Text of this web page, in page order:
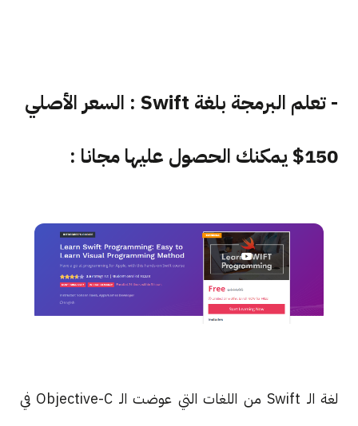
- تعلم البرمجة بلغة Swift : السعر الأصلي
150$ يمكنك الحصول عليها مجانا :
لغة الـ Swift من اللغات التي عوضت الـ Objective-C في